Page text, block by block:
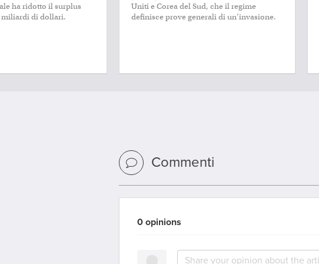
ha ridotto il surplus
miliardi di dollari.
Uniti e Corea del Sud, che il regime
definisce prove generali di un’invasione.
Commenti
0 opinions